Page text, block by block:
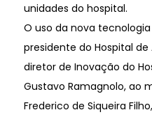
unidades do hospital.
O uso da nova
presidente do Hospital de
diretor de Inovação do
Gustavo Ramagnolo, ao
Frederico de Siqueira